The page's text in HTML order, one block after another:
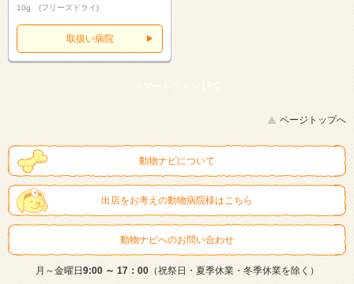
10g (フリーズドライ)
取扱い病院
スマートフォン | PC
ページトップへ
動物ナビについて
出店をお考えの動物病院様はこちら
動物ナビへのお問い合わせ
月～金曜日9:00 ～ 17：00（祝祭日・夏季休業・冬季休業を除く）